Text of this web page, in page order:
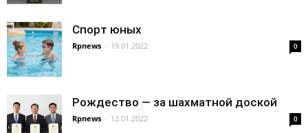
Спорт юных
Rpnews - 19.01.2022 0
Рождество — за шахматной доской
Rpnews - 12.01.2022 0